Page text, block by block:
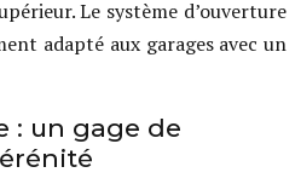
Le système d’ouverture
adapté aux garages avec un
: un gage de